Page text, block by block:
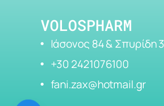
VOLOSPHARM
Ιάσονος 84 & Σπυρίδη
+30 2421076100
fani.zax@hotmail.gr